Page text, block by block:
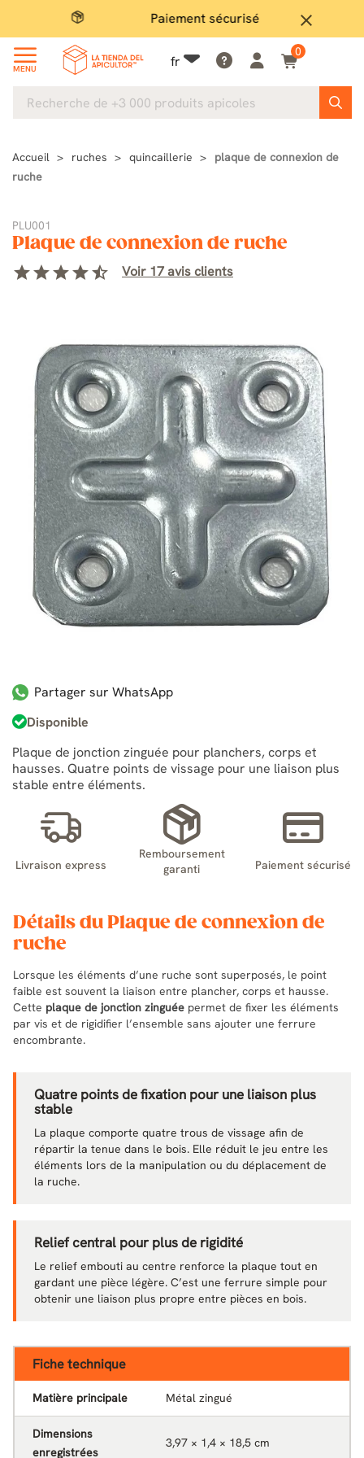
close
Paiement sécurisé
MENU fr
0
Accueil ruches quincaillerie
plaque de connexion de
ruche
PLU001
Plaque de connexion de ruche
starstarstarstarstar_half Voir 17 avis clients
Partager sur WhatsApp
Disponible
Plaque de jonction zinguée pour planchers, corps et
hausses. Quatre points de vissage pour une liaison plus
stable entre éléments.
Livraison express
Remboursement
garanti
Paiement sécurisé
Détails du Plaque de connexion de
ruche
Lorsque les éléments d’une ruche sont superposés, le point
faible est souvent la liaison entre plancher, corps et hausse.
Cette plaque de jonction zinguée permet de fixer les éléments
par vis et de rigidifier l’ensemble sans ajouter une ferrure
encombrante.
Quatre points de fixation pour une liaison plus
stable
La plaque comporte quatre trous de vissage afin de
répartir la tenue dans le bois. Elle réduit le jeu entre les
éléments lors de la manipulation ou du déplacement de
la ruche.
Relief central pour plus de rigidité
Le relief embouti au centre renforce la plaque tout en
gardant une pièce légère. C’est une ferrure simple pour
obtenir une liaison plus propre entre pièces en bois.
Fiche technique
Matière principale Métal zingué
Dimensions
enregistrées
3,97 × 1,4 × 18,5 cm